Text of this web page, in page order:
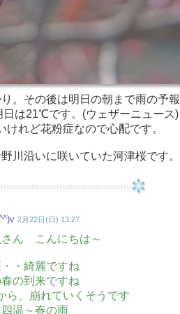
。その後は明日の朝まで雨の予
は21℃です。(ウェザーニュース)
れど花粉症なので心配です。
川沿いに咲いていた河津桜です。
2月22日(日) 13:27
さん こんにちは～
・綺麗ですね
の到来ですね
ら、崩れていくそうです
温～春の雨